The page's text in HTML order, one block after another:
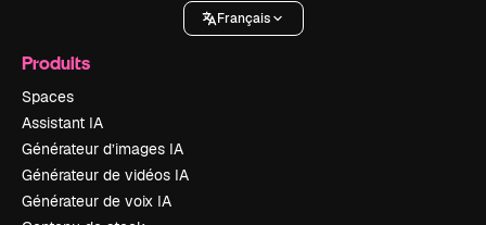
Français
Produits
Spaces
Assistant IA
Générateur d’images IA
Générateur de vidéos IA
Générateur de voix IA